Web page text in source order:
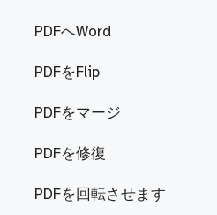
PDFへWord
PDFをFlip
PDFをマージ
PDFを修復
PDFを回転させます